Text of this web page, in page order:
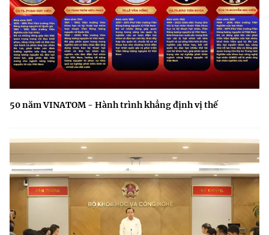
50 năm VINATOM - Hành trình khẳng định vị thế